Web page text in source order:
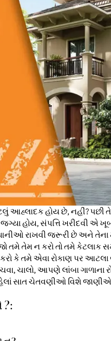
આહ્લાદક હોય છે, નહીં? પછી
હોય, સંપત્તિ ખરીદવી એ
રાખવી જરૂરી છે અને તેના
તમે તેમ ન કરો તો તમે કેટલાક
કે તમે એવા રોકાણ પર આટલા
ચાલો, આપણે લાંબા ગાળાના
સાત ચેતવણીઓ વિશે
?: